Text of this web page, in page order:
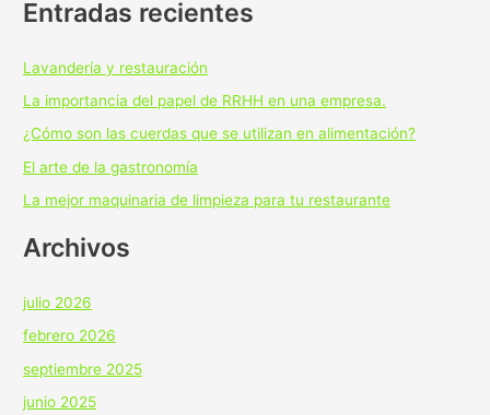
Entradas recientes
Lavandería y restauración
La importancia del papel de RRHH en una empresa.
¿Cómo son las cuerdas que se utilizan en alimentación?
El arte de la gastronomía
La mejor maquinaria de limpieza para tu restaurante
Archivos
julio 2026
febrero 2026
septiembre 2025
junio 2025